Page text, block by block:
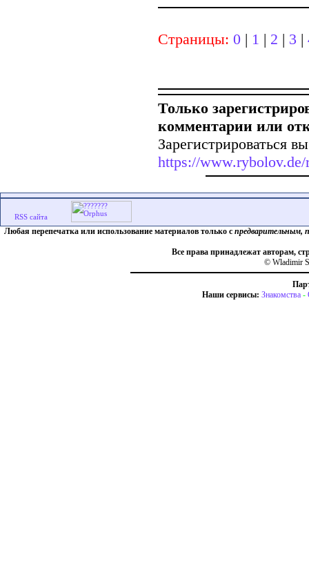
Страницы: 0 | 1 | 2 | 3 |
Только
комментарии или
Зарегистрироваться
https://www.rybolov.de/
Любая перепечатка или использование материалов только с предварительным,
Все права принадлежат авторам,
© Wladimir
Наши сервисы: Знакомства -